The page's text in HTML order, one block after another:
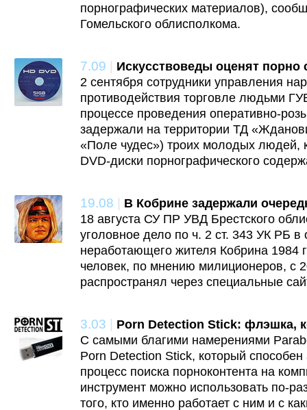
порнографических материалов),
Гомельского облисполкома.
7.09 | Искусствоведы оценят
2 сентября сотрудники управления
противодействия торговле людьми
процессе проведения оперативно-
задержали на территории ТД
«Поле чудес») троих молодых людей,
DVD-диски порнографического
19.08 | В Кобрине задержали
18 августа СУ ПР УВД Брестского
уголовное дело по ч. 2 ст. 343 УК РБ в
неработающего жителя Кобрина 1984
человек, по мнению милиционеров, с
распространял через специальные
3.03 | Porn Detection Stick: флэшка,
С самыми благими намерениями
Porn Detection Stick, который способен
процесс поиска порноконтента на
инструмент можно использовать по-
того, кто именно работает с ним и с